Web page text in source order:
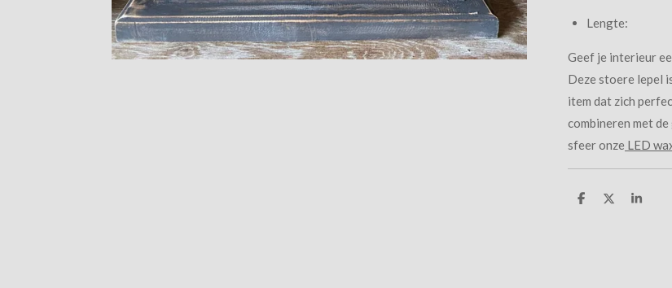
Lengte:
Geef je interieur
Deze stoere lepel
item dat zich
combineren met de
sfeer onze LED
D
D
S